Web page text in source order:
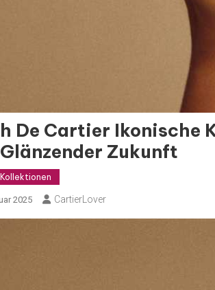
De Cartier
Zukunft
2025 CartierLover